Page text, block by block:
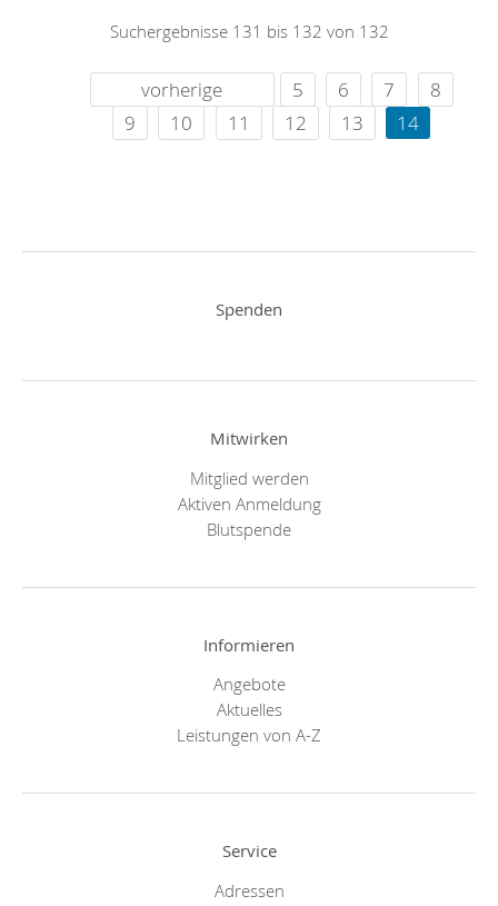
Suchergebnisse 131 bis 132 von 132
vorherige 5 6 7
8
9
10 11 12 13 14
Spenden
Mitwirken
Mitglied werden
Aktiven Anmeldung
Blutspende
Informieren
Angebote
Aktuelles
Leistungen von A-Z
Service
Adressen